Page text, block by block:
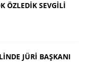
ÖZLEDİK SEVGİLİ
JÜRİ BAŞKANI